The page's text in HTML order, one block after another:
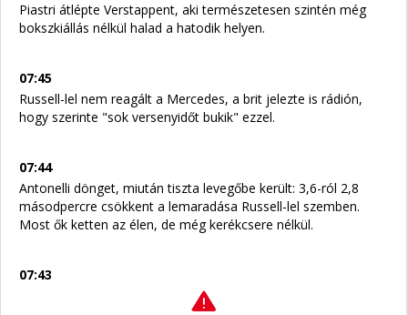
Piastri átlépte Verstappent, aki természetesen szintén még
bokszkiállás nélkül halad a hatodik helyen.
07:45
Russell-lel nem reagált a Mercedes, a brit jelezte is rádión,
hogy szerinte "sok versenyidőt bukik" ezzel.
07:44
Antonelli dönget, miután tiszta levegőbe került: 3,6-ról 2,8
másodpercre csökkent a lemaradása Russell-lel szemben.
Most ők ketten az élen, de még kerékcsere nélkül.
07:43